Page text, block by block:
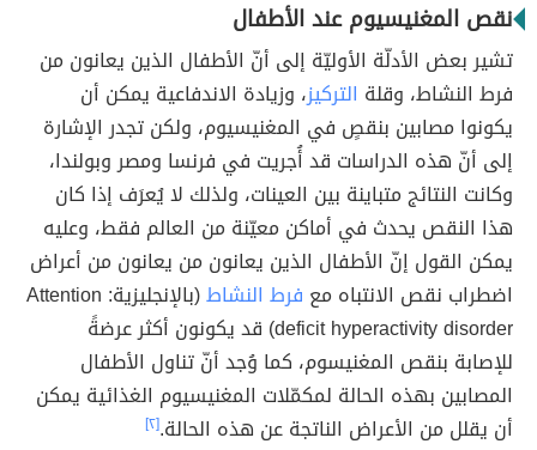
نقص المغنيسيوم عند الأطفال
تشير بعض الأدلّة الأوليّة إلى أنّ الأطفال الذين يعانون من
فرط النشاط، وقلة التركيز، وزيادة الاندفاعية يمكن أن
يكونوا مصابين بنقصٍ في المغنيسيوم، ولكن تجدر الإشارة
إلى أنّ هذه الدراسات قد أُجريت في فرنسا ومصر وبولندا،
وكانت النتائج متباينة بين العينات، ولذلك لا يُعرَف إذا كان
هذا النقص يحدث في أماكن معيّنة من العالم فقط، وعليه
يمكن القول إنّ الأطفال الذين يعانون من يعانون من أعراض
اضطراب نقص الانتباه مع فرط النشاط
(بالإنجليزية: Attention
deficit hyperactivity disorder) قد يكونون أكثر عرضةً
للإصابة بنقص المغنيسوم، كما وُجد أنّ تناول الأطفال
المصابين بهذه الحالة لمكمّلات المغنيسيوم الغذائية يمكن
أن يقلل من الأعراض الناتجة عن هذه الحالة.[٢]